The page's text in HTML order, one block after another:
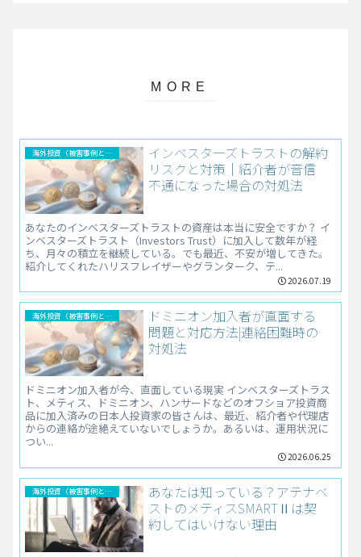
海外投資（被害事例と解決法）
インベスターズトラストの解約
リスクと対策｜紹介者が音信
不通になった場合の対処法
あなたのインベスターズトラストの資産は本当に安全ですか？ イ
ンベスターズトラスト（Investors Trust）に加入して数年が経
ち、月々の積立を継続している。でも最近、不安が増してきた。
紹介してくれたハリスフレイザーやグランターク、テ...
2026.07.19
海外投資（被害事例と解決法）
ドミニオン加入者が直面する
問題と対応方法|連絡困難時の
対処法
ドミニオン加入者が今、直面している現実 インベスターズトラス
ト、メティス、ドミニオン、ハンサードなどのオフショア投資商
品に加入済みの日本人投資家の皆さんは、最近、紹介者や代理店
からの連絡が途絶えていないでしょうか。あるいは、運用状況に
つい...
2026.06.25
海外投資（被害事例と解決法）
あなたは知っている？アテナベ
ストのメティスSMARTⅡは契
約してはいけない理由